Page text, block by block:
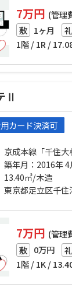
7万円 (管理
敷 1ヶ月 礼
1階 / 1R /
Ⅱ
カード決済可
京成本線「千住大
磐線「北千住」駅 徒歩
川線「荒川七丁目
築年月：2016年 4
13.40㎡/木造
東京都足立区千住
7万円 (管理
敷 0万円 礼
1階 / 1K /